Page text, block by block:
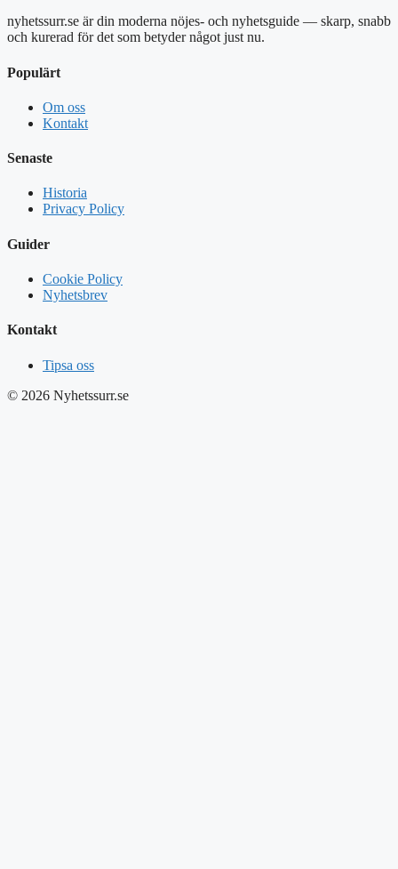
nyhetssurr.se är din moderna nöjes- och nyhetsguide — skarp, snabb
och kurerad för det som betyder något just nu.
Populärt
Om oss
Kontakt
Senaste
Historia
Privacy Policy
Guider
Cookie Policy
Nyhetsbrev
Kontakt
Tipsa oss
© 2026 Nyhetssurr.se